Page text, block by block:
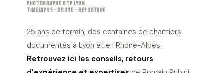
Photographe BTP Lyon
Timelapse · Drone · Reportage
25 ans de terrain, des centaines de chantiers
documentés à Lyon et en Rhône-Alpes.
Retrouvez ici les conseils, retours